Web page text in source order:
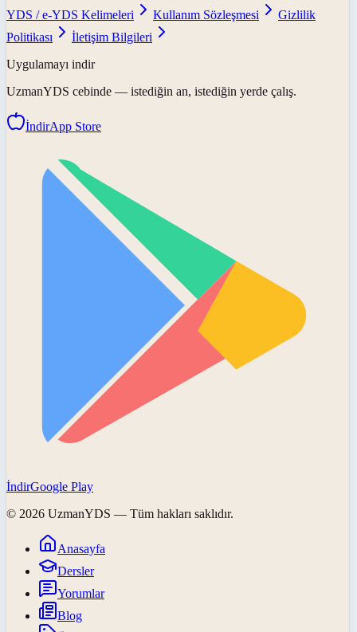
YDS / e-YDS Kelimeleri
Kullanım Sözleşmesi
Gizlilik
Politikası
İletişim Bilgileri
Uygulamayı indir
UzmanYDS cebinde — istediğin an, istediğin yerde çalış.
İndirApp Store
İndirGoogle Play
© 2026 UzmanYDS — Tüm hakları saklıdır.
Anasayfa
Dersler
Yorumlar
Blog